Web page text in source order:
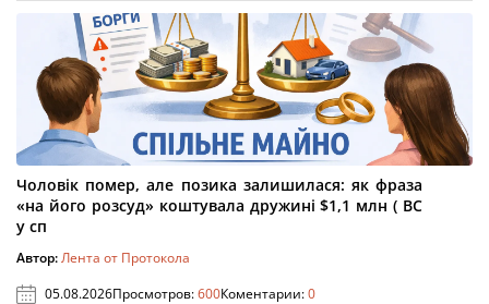
Чоловік помер, але позика залишилася: як фраза
«на його розсуд» коштувала дружині $1,1 млн ( ВС
у сп
Автор:Лента от Протокола
05.08.2026Просмотров:600Коментарии:0